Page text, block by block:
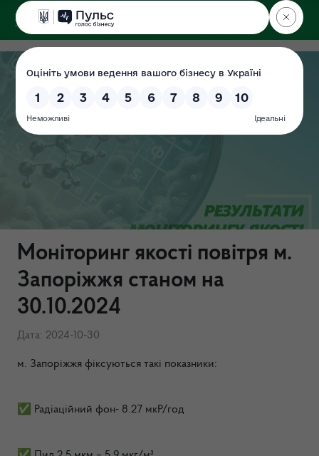
ДЕРЖЕКОІНСПЕКЦІЯ
Моніторинг якості повітря м.
Запоріжжя станом на
30.10.2024
Дата: 2024-10-30
м. Запоріжжя фіксуються такі показники:
✅ Радіаційний фон- 8.27 мкР/год